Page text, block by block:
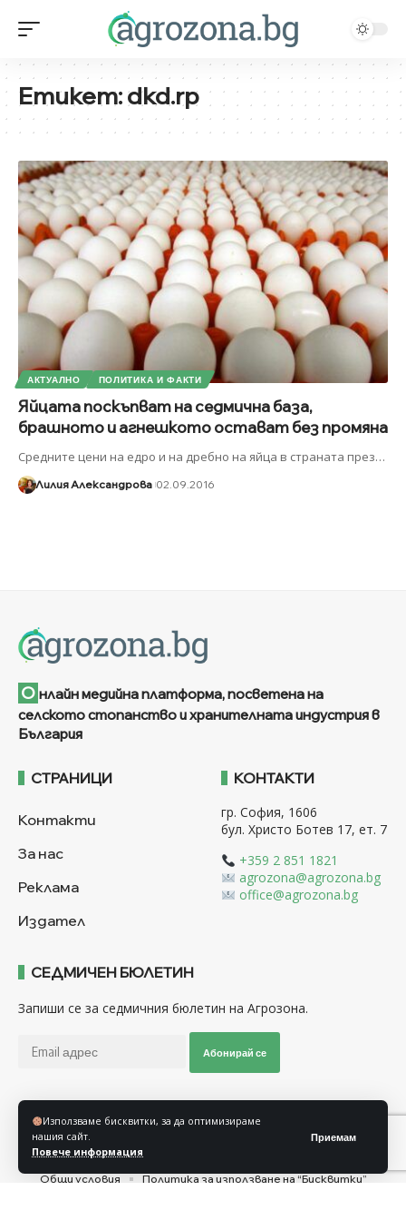
Използваме бисквитки, за да оптимизираме
нашия сайт.
Повече информация
Приемам
Етикет:dkd.rp
АКТУАЛНО ПОЛИТИКА И ФАКТИ
Яйцата поскъпват на седмична база,
брашното и агнешкото остават без промяна
Средните цени на едро и на дребно на яйца в страната през…
Лилия Александрова 02.09.2016
О нлайн медийна платформа, посветена на
селското стопанство и хранителната индустрия в
България
СТРАНИЦИ
Контакти
За нас
Реклама
Издател
КОНТАКТИ
гр. София, 1606
бул. Христо Ботев 17, ет. 7
+359 2 851 1821
agrozona@agrozona.bg
office@agrozona.bg
СЕДМИЧЕН БЮЛЕТИН
Запиши се за седмичния бюлетин на Агрозона.
Абонирай се
Последвайте ни
Общи условия
Политика за използване на “Бисквитки”